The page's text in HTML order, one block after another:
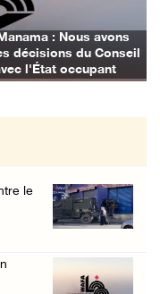
Deis, ...
de Q ...
d ...
de l' ...
: Nous avons
décisions du Conseil
l'État occupant
le